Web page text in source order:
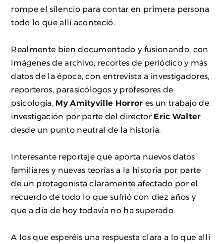
rompe el silencio para contar en primera persona
todo lo que allí aconteció.
Realmente bien documentado y fusionando, con
imágenes de archivo, recortes de periódico y más
datos de la época, con entrevista a investigadores,
reporteros, parasicólogos y profesores de
psicología, My Amityville Horror es un trabajo de
investigación por parte del director Eric Walter
desde un punto neutral de la historia.
Interesante reportaje que aporta nuevos datos
familiares y nuevas teorías a la historia por parte
de un protagonista claramente afectado por el
recuerdo de todo lo que sufrió con diez años y
que a día de hoy todavía no ha superado.
A los que esperéis una respuesta clara a lo que allí